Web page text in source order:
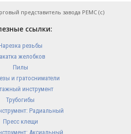
представитель завода РЕМС (с)
ссылки:
резьбы
желобков
Пилы
и гратосниматели
инструмент
Трубогибы
Радиальный
Пресс клещи
Аксиальный